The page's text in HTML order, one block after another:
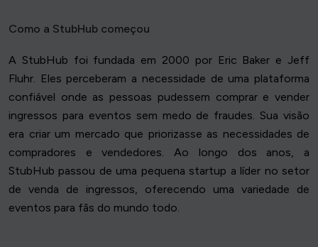
Como a StubHub começou
A StubHub foi fundada em 2000 por Eric Baker e Jeff
Fluhr. Eles perceberam a necessidade de uma plataforma
confiável onde as pessoas pudessem comprar e vender
ingressos para eventos sem medo de fraudes. Sua visão
era criar um mercado que priorizasse as necessidades de
compradores e vendedores. Ao longo dos anos, a
StubHub passou de uma pequena startup a líder no setor
de venda de ingressos, oferecendo uma variedade de
eventos para fãs do mundo todo.